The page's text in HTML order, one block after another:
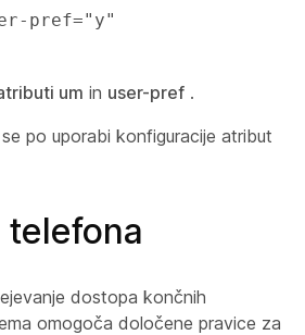
pref="y"
um in user-pref .
po uporabi konfiguracije atribut
dostopa končnih
omogoča določene pravice za